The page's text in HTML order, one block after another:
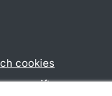
cookies